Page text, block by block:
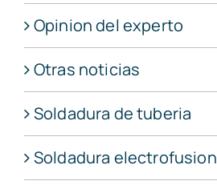
Opinion del experto
Otras noticias
Soldadura de tuberia
Soldadura electrofusion